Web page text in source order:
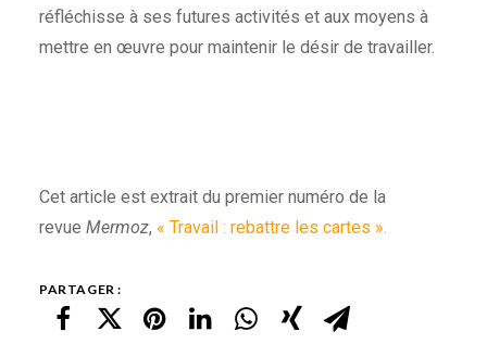
réfléchisse à ses futures activités et aux moyens à
mettre en œuvre pour maintenir le désir de travailler.
Cet article est extrait du premier numéro de la
revue Mermoz, « Travail : rebattre les cartes ».
PARTAGER :